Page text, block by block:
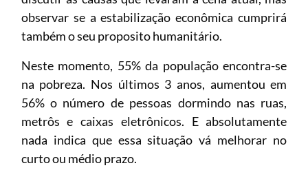
observar se a estabilização econômica cumprirá
também o seu proposito humanitário.
Neste momento, 55% da população encontra-se
na pobreza. Nos últimos 3 anos, aumentou em
56% o número de pessoas dormindo nas ruas,
metrôs e caixas eletrônicos. E absolutamente
nada indica que essa situação vá melhorar no
curto ou médio prazo.